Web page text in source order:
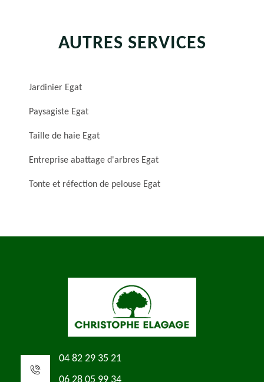
AUTRES SERVICES
Jardinier Egat
Paysagiste Egat
Taille de haie Egat
Entreprise abattage d'arbres Egat
Tonte et réfection de pelouse Egat
04 82 29 35 21